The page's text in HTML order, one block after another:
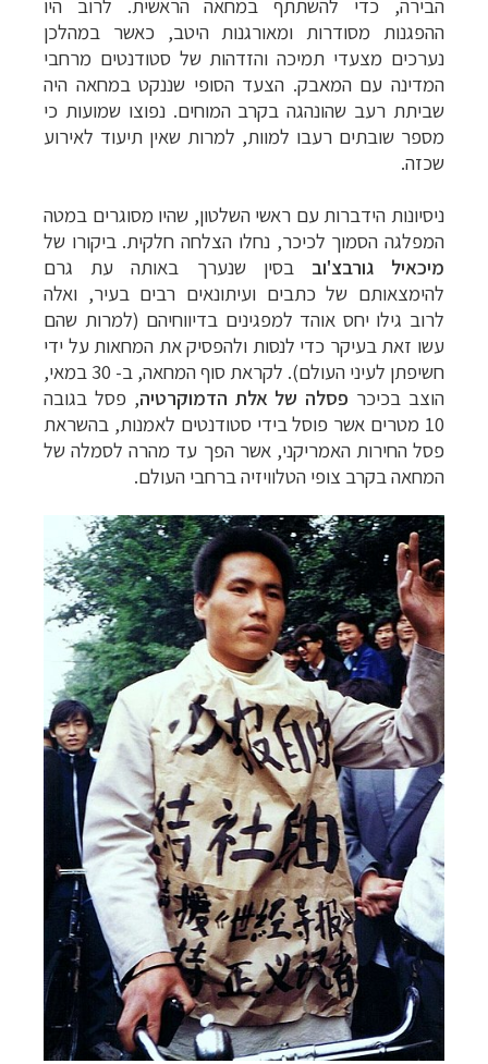
ההפגנות מסודרות ומאורגנות היטב, כאשר במהלכן
נערכים מצעדי תמיכה והזדהות של סטודנטים מרחבי
המדינה עם המאבק. הצעד הסופי שננקט במחאה היה
שביתת רעב שהונהגה בקרב המוחים. נפוצו שמועות כי
מספר שובתים רעבו למוות, למרות שאין תיעוד לאירוע
שכזה.
ניסיונות הידברות עם ראשי השלטון, שהיו מסוגרים במטה
המפלגה הסמוך לכיכר, נחלו הצלחה חלקית. ביקורו של
מיכאיל גורבצ'וב בסין שנערך באותה עת גרם
להימצאותם של כתבים ועיתונאים רבים בעיר, ואלה
לרוב גילו יחס אוהד למפגינים בדיווחיהם (למרות שהם
עשו זאת בעיקר כדי לנסות ולהפסיק את המחאות על ידי
חשיפתן לעיני העולם). לקראת סוף המחאה, ב- 30 במאי,
הוצב בכיכר פסלה של אלת הדמוקרטיה, פסל בגובה
10 מטרים אשר פוסל בידי סטודנטים לאמנות, בהשראת
פסל החירות האמריקני, אשר הפך עד מהרה לסמלה של
המחאה בקרב צופי הטלוויזיה ברחבי העולם.